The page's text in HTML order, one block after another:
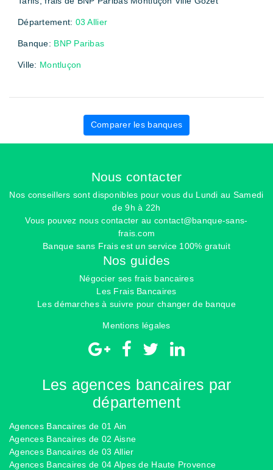
Département: 03 Allier
Banque: BNP Paribas
Ville: Montluçon
Comparer les banques
Nous contacter
Nos conseillers sont disponibles pour vous du Lundi au Samedi
de 9h à 22h
Vous pouvez nous contacter au contact@banque-sans-
frais.com
Banque sans Frais est un service 100% gratuit
Nos guides
Négocier ses frais bancaires
Les Frais Bancaires
Les démarches à suivre pour changer de banque
Mentions légales
Les agences bancaires par
département
Agences Bancaires de 01 Ain
Agences Bancaires de 02 Aisne
Agences Bancaires de 03 Allier
Agences Bancaires de 04 Alpes de Haute Provence